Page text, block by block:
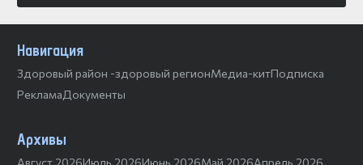
Навигация
Здоровый район -здоровый регионМедиа-китПодписка
РекламаДокументы
Архивы